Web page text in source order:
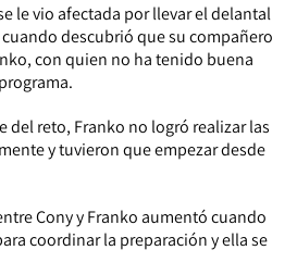
le vio afectada por llevar el delantal
descubrió que su compañero
con quien no ha tenido buena
del reto, Franko no logró realizar las
y tuvieron que empezar desde
Cony y Franko aumentó cuando
coordinar la preparación y ella se